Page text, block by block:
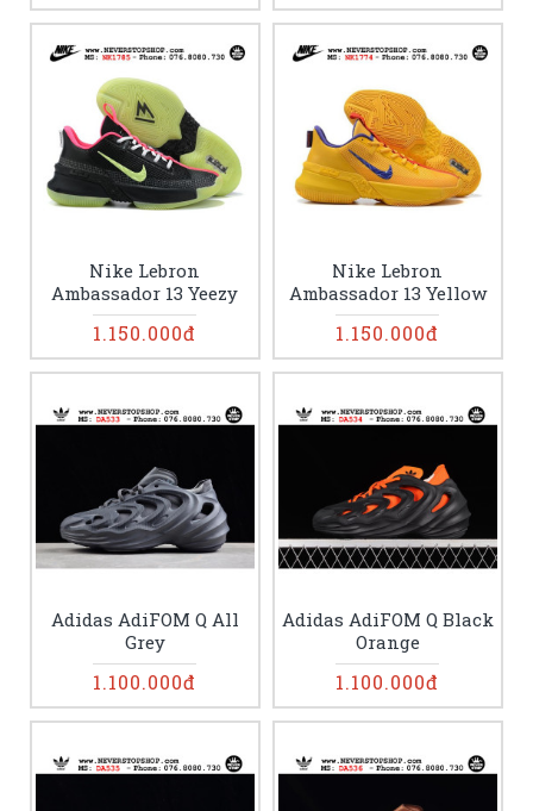
Nike Lebron
Ambassador 13 Yeezy
1.150.000đ
Nike Lebron
Ambassador 13 Yellow
1.150.000đ
Adidas AdiFOM Q All
Grey
1.100.000đ
Adidas AdiFOM Q Black
Orange
1.100.000đ